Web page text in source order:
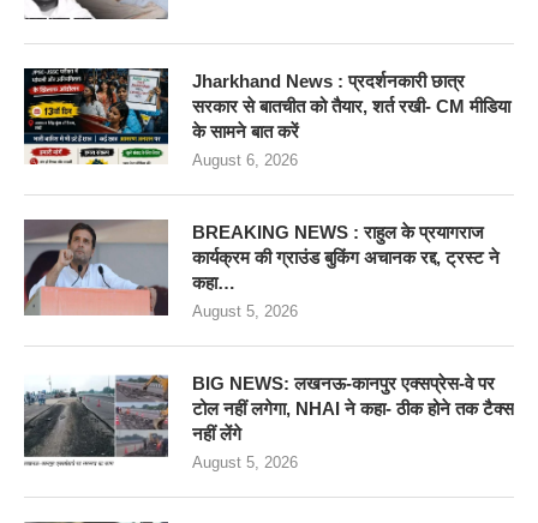
Jharkhand News : प्रदर्शनकारी छात्र
सरकार से बातचीत को तैयार, शर्त रखी- CM मीडिया
के सामने बात करें
August 6, 2026
BREAKING NEWS : राहुल के प्रयागराज
कार्यक्रम की ग्राउंड बुकिंग अचानक रद्द, ट्रस्ट ने
कहा…
August 5, 2026
BIG NEWS: लखनऊ-कानपुर एक्सप्रेस-वे पर
टोल नहीं लगेगा, NHAI ने कहा- ठीक होने तक टैक्स
नहीं लेंगे
August 5, 2026